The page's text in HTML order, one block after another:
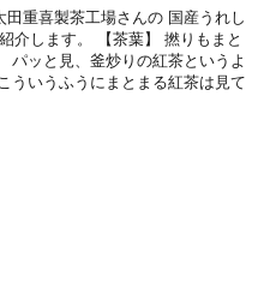
田重喜製茶工場さんの 国産うれし
介します。 【茶葉】 撚りもまと
パッと見、釜炒りの紅茶というよ
ういうふうにまとまる紅茶は見て